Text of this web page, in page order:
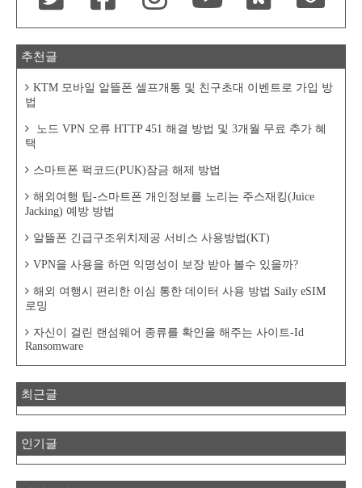
추천글
KTM 모바일 알뜰폰 셀프개통 및 친구초대 이벤트로 가입 방
법
노드 VPN 오류 HTTP 451 해결 방법 및 3개월 무료 추가 혜
택
스마트폰 퍽코드(PUK)잠금 해제 방법
해외여행 팁-스마트폰 개인정보를 노리는 주스재킹(Juice
Jacking) 예방 방법
알뜰폰 긴급구조위치제공 서비스 사용방법(KT)
VPN을 사용을 하면 익명성이 보장 받아 볼수 있을까?
해외 여행시 편리한 이심 통한 데이터 사용 방법 Saily eSIM
로밍
자신이 걸린 랜섬웨어 종류를 확인을 해주는 사이트-Id
Ransomware
최근글
인기글